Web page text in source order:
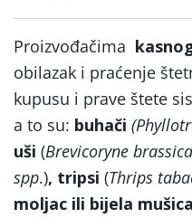
Proizvođačima
obilazak i praćenje
kupusu i prave štete
a to su: buhači
uši (Brevicoryne
spp.), tripsi (Thrips
moljac ili bijela mušica